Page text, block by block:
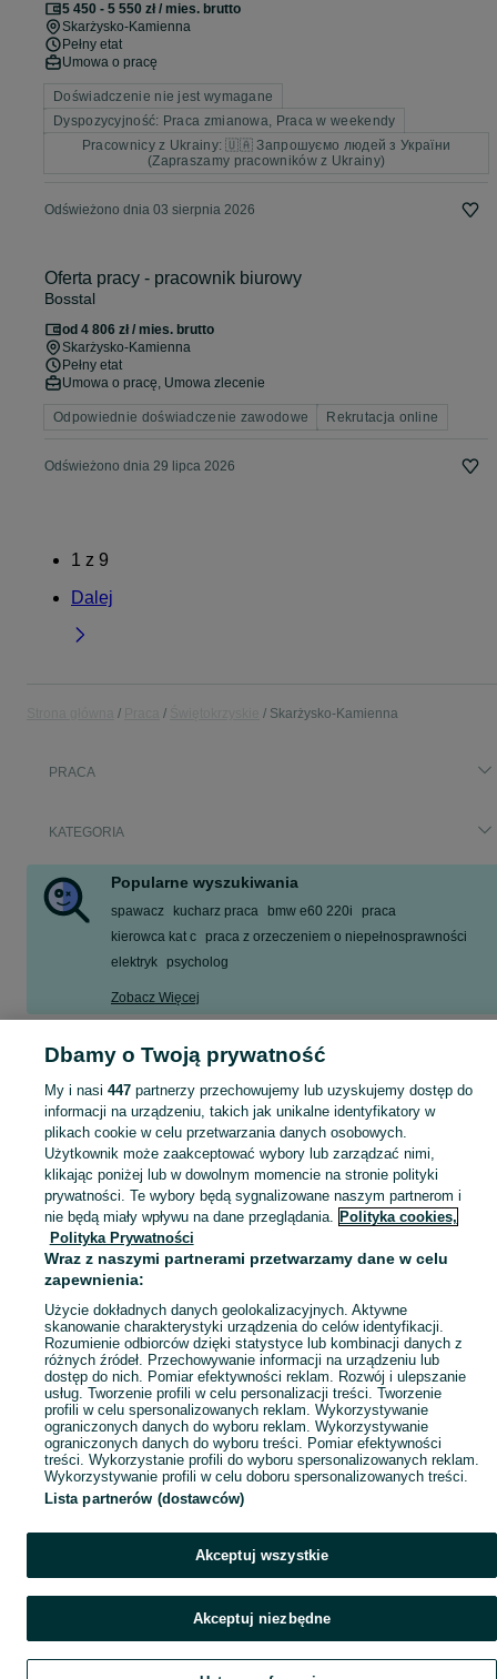
5 450 - 5 550 zł / mies. brutto
Skarżysko-Kamienna
Pełny etat
Umowa o pracę
Doświadczenie nie jest wymagane
Dyspozycyjność: Praca zmianowa, Praca w weekendy
Pracownicy z Ukrainy: 🇺🇦 Запрошуємо людей з України
(Zapraszamy pracowników z Ukrainy)
Odświeżono dnia 03 sierpnia 2026
Oferta pracy - pracownik biurowy
Bosstal
od 4 806 zł / mies. brutto
Skarżysko-Kamienna
Pełny etat
Umowa o pracę, Umowa zlecenie
Odpowiednie doświadczenie zawodowe Rekrutacja online
Odświeżono dnia 29 lipca 2026
1 z 9
Dalej
Skarżysko-Kamienna
PRACA
KATEGORIA
Popularne wyszukiwania
spawacz kucharz praca bmw e60 220i
praca
kierowca kat c
praca z orzeczeniem o niepełnosprawności
elektryk
psycholog
Zobacz Więcej
Mapa kategorii
Mapa miejscowości
Mapa ministron
Popularne wyszukiwania
Dbamy o Twoją prywatność
My i nasi 447partnerzy przechowujemy lub uzyskujemy dostęp do
informacji na urządzeniu, takich jak unikalne identyfikatory w
plikach cookie w celu przetwarzania danych osobowych.
Użytkownik może zaakceptować wybory lub zarządzać nimi,
klikając poniżej lub w dowolnym momencie na stronie polityki
prywatności. Te wybory będą sygnalizowane naszym partnerom i
nie będą miały wpływu na dane przeglądania. Polityka cookies,
Polityka Prywatności
Wraz z naszymi partnerami przetwarzamy dane w celu
zapewnienia:
Użycie dokładnych danych geolokalizacyjnych. Aktywne
skanowanie charakterystyki urządzenia do celów identyfikacji.
Rozumienie odbiorców dzięki statystyce lub kombinacji danych z
różnych źródeł. Przechowywanie informacji na urządzeniu lub
dostęp do nich. Pomiar efektywności reklam. Rozwój i ulepszanie
usług. Tworzenie profili w celu personalizacji treści. Tworzenie
profili w celu spersonalizowanych reklam. Wykorzystywanie
ograniczonych danych do wyboru reklam. Wykorzystywanie
ograniczonych danych do wyboru treści. Pomiar efektywności
treści. Wykorzystanie profili do wyboru spersonalizowanych reklam.
Wykorzystywanie profili w celu doboru spersonalizowanych treści.
Lista partnerów (dostawców)
Akceptuj wszystkie
Akceptuj niezbędne